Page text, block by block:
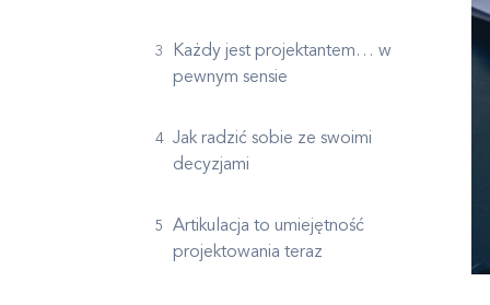
Każdy jest projektantem… w
pewnym sensie
Jak radzić sobie ze swoimi
decyzjami
Artikulacja to umiejętność
projektowania teraz